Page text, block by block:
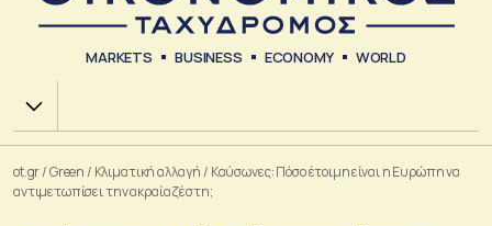
MARKETS BUSINESS ECONOMY WORLD
Χ.Α.
ot.gr/Green / Κλιματική αλλαγή / Καύσωνες: Πόσο έτοιμη είναι η Ευρώπη να
αντιμετωπίσει την ακραία ζέστη;